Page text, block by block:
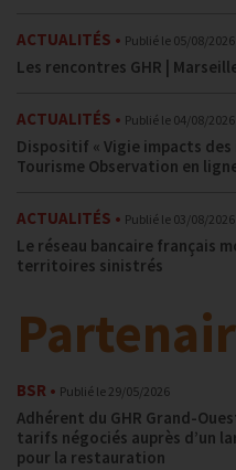
ACTUALITÉS Publié le 05/08/2026
Les rencontres GHR |
ACTUALITÉS Publié le 04/08/2026
Dispositif « Vigie impacts des
Tourisme Observation en
ACTUALITÉS Publié le 03/08/2026
Le réseau bancaire français
territoires sinistrés
BSR Publié le 29/05/2026
Adhérent du GHR Grand-
tarifs négociés auprès d’un
pour la restauration